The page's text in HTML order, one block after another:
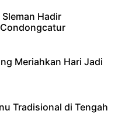
Hadir
Meriahkan Hari Jadi
Tradisional di Tengah